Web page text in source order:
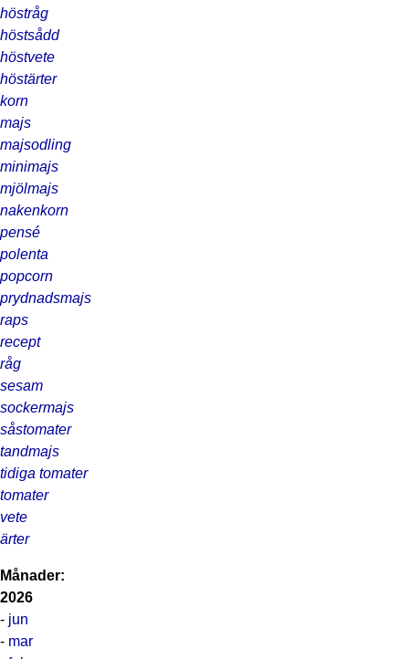
höstråg
höstsådd
höstvete
höstärter
korn
majs
majsodling
minimajs
mjölmajs
nakenkorn
pensé
polenta
popcorn
prydnadsmajs
raps
recept
råg
sesam
sockermajs
såstomater
tandmajs
tidiga tomater
tomater
vete
ärter
Månader:
2026
- jun
- mar